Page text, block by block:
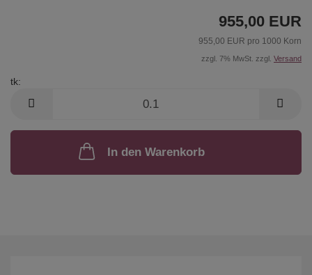
955,00 EUR
955,00 EUR pro 1000 Korn
zzgl. 7% MwSt. zzgl. Versand
tk:
In den Warenkorb